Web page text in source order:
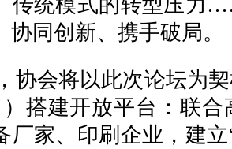
协同创新、携手破局。
协会将以此次论坛为
搭建开放平台：联
厂家、印刷企业，建